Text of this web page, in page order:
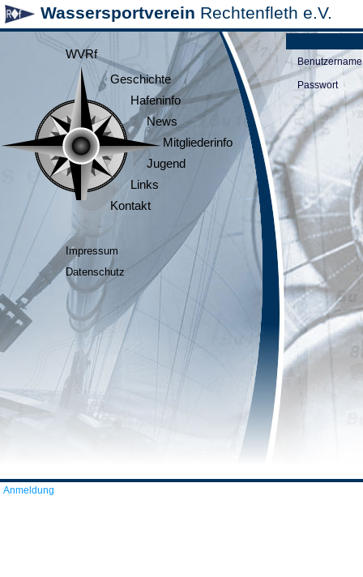
Wassersportverein Rechtenfleth e.V.
WVRf
Geschichte
Hafeninfo
News
Mitgliederinfo
Jugend
Links
Kontakt
Impressum
Datenschutz
Benutzername
Passwort
Anmeldung